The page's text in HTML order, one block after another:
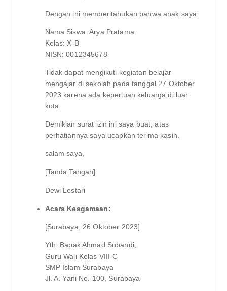
Dengan ini memberitahukan bahwa anak saya:
Nama Siswa: Arya Pratama
Kelas: X-B
NISN: 0012345678
Tidak dapat mengikuti kegiatan belajar
mengajar di sekolah pada tanggal 27 Oktober
2023 karena ada keperluan keluarga di luar
kota.
Demikian surat izin ini saya buat, atas
perhatiannya saya ucapkan terima kasih.
salam saya,
[Tanda Tangan]
Dewi Lestari
Acara Keagamaan:
[Surabaya, 26 Oktober 2023]
Yth. Bapak Ahmad Subandi,
Guru Wali Kelas VIII-C
SMP Islam Surabaya
Jl. A. Yani No. 100, Surabaya